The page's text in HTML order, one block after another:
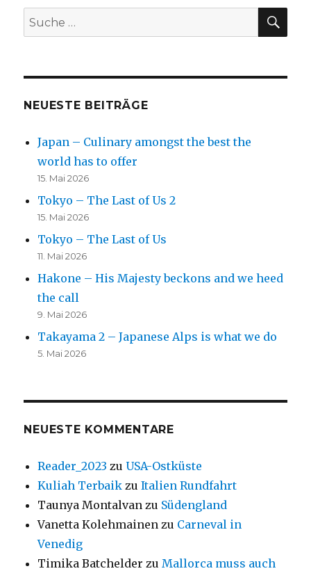
Suche
nach:
NEUESTE BEITRÄGE
Japan – Culinary amongst the best the
world has to offer
15. Mai 2026
Tokyo – The Last of Us 2
15. Mai 2026
Tokyo – The Last of Us
11. Mai 2026
Hakone – His Majesty beckons and we heed
the call
9. Mai 2026
Takayama 2 – Japanese Alps is what we do
5. Mai 2026
NEUESTE KOMMENTARE
Reader_2023 zuUSA-Ostküste
Kuliah Terbaik zuItalien Rundfahrt
Taunya Montalvan zu Südengland
Vanetta Kolehmainen zu Carneval in
Venedig
Timika Batchelder zu Mallorca muss auch